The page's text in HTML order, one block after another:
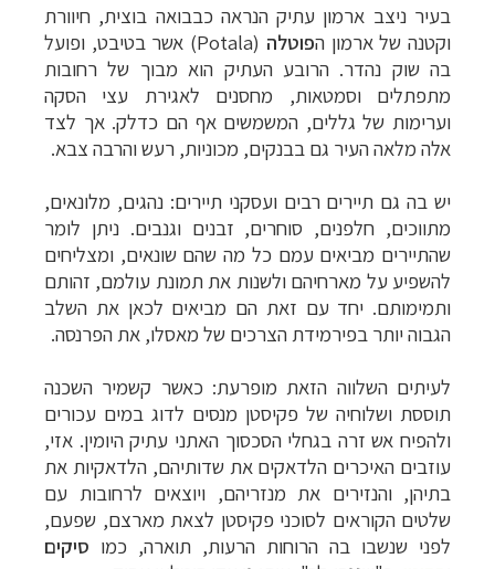
בעיר ניצב ארמון עתיק הנראה כבבואה בוצית, חיוורת
וקטנה של ארמון הפוטלה (
Potala) אשר בטיבט, ופועל
בה שוק נהדר. הרובע העתיק הוא מבוך של רחובות
מתפתלים וסמטאות, מחסנים לאגירת עצי הסקה
וערימות של גללים, המשמשים אף הם כדלק. אך לצד
אלה מלאה העיר גם בבנקים, מכוניות, רעש והרבה צבא.
יש בה גם תיירים רבים ועסקני תיירים: נהגים, מלונאים,
מתווכים, חלפנים, סוחרים, זבנים וגנבים. ניתן לומר
שהתיירים מביאים עמם כל מה שהם שונאים, ומצליחים
להשפיע על מארחיהם ולשנות את תמונת עולמם, זהותם
ותמימותם. יחד עם זאת הם מביאים לכאן את השלב
הגבוה יותר בפירמידת הצרכים של מאסלו, את הפרנסה.
לעיתים השלווה הזאת מופרעת: כאשר קשמיר השכנה
תוססת ושלוחיה של פקיסטן מנסים לדוג במים עכורים
ולהפיח אש זרה בגחלי הסכסוך האתני עתיק היומין. אזי,
עוזבים האיכרים הלדאקים את שדותיהם, הלדאקיות את
בתיהן, והנזירים את מנזריהם, ויוצאים לרחובות עם
שלטים הקוראים לסוכני פקיסטן לצאת מארצם, שפעם,
לפני שנשבו בה הרוחות הרעות, תוארה, כמו סיקים